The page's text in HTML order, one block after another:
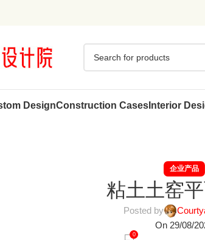
DesignConstruction Cases Interior
企业产品
粘土土窑
Posted by
On 29/08/
0